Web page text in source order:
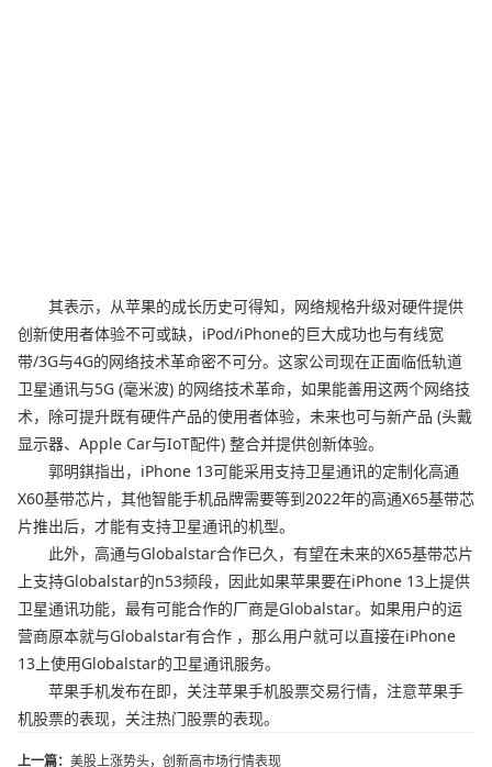
其表示，从苹果的成长历史可得知，网络规格升级对硬件提供
创新使用者体验不可或缺，iPod/iPhone的巨大成功也与有线宽
带/3G与4G的网络技术革命密不可分。这家公司现在正面临低轨道
卫星通讯与5G (毫米波) 的网络技术革命，如果能善用这两个网络技
术，除可提升既有硬件产品的使用者体验，未来也可与新产品 (头戴
显示器、Apple Car与IoT配件) 整合并提供创新体验。
郭明錤指出，iPhone 13可能采用支持卫星通讯的定制化高通
X60基带芯片，其他智能手机品牌需要等到2022年的高通X65基带芯
片推出后，才能有支持卫星通讯的机型。
此外，高通与Globalstar合作已久，有望在未来的X65基带芯片
上支持Globalstar的n53频段，因此如果苹果要在iPhone 13上提供
卫星通讯功能，最有可能合作的厂商是Globalstar。如果用户的运
营商原本就与Globalstar有合作 ，那么用户就可以直接在iPhone
13上使用Globalstar的卫星通讯服务。
苹果手机发布在即，关注苹果手机股票交易行情，注意苹果手
机股票的表现，关注热门股票的表现。
上一篇： 美股上涨势头，创新高市场行情表现